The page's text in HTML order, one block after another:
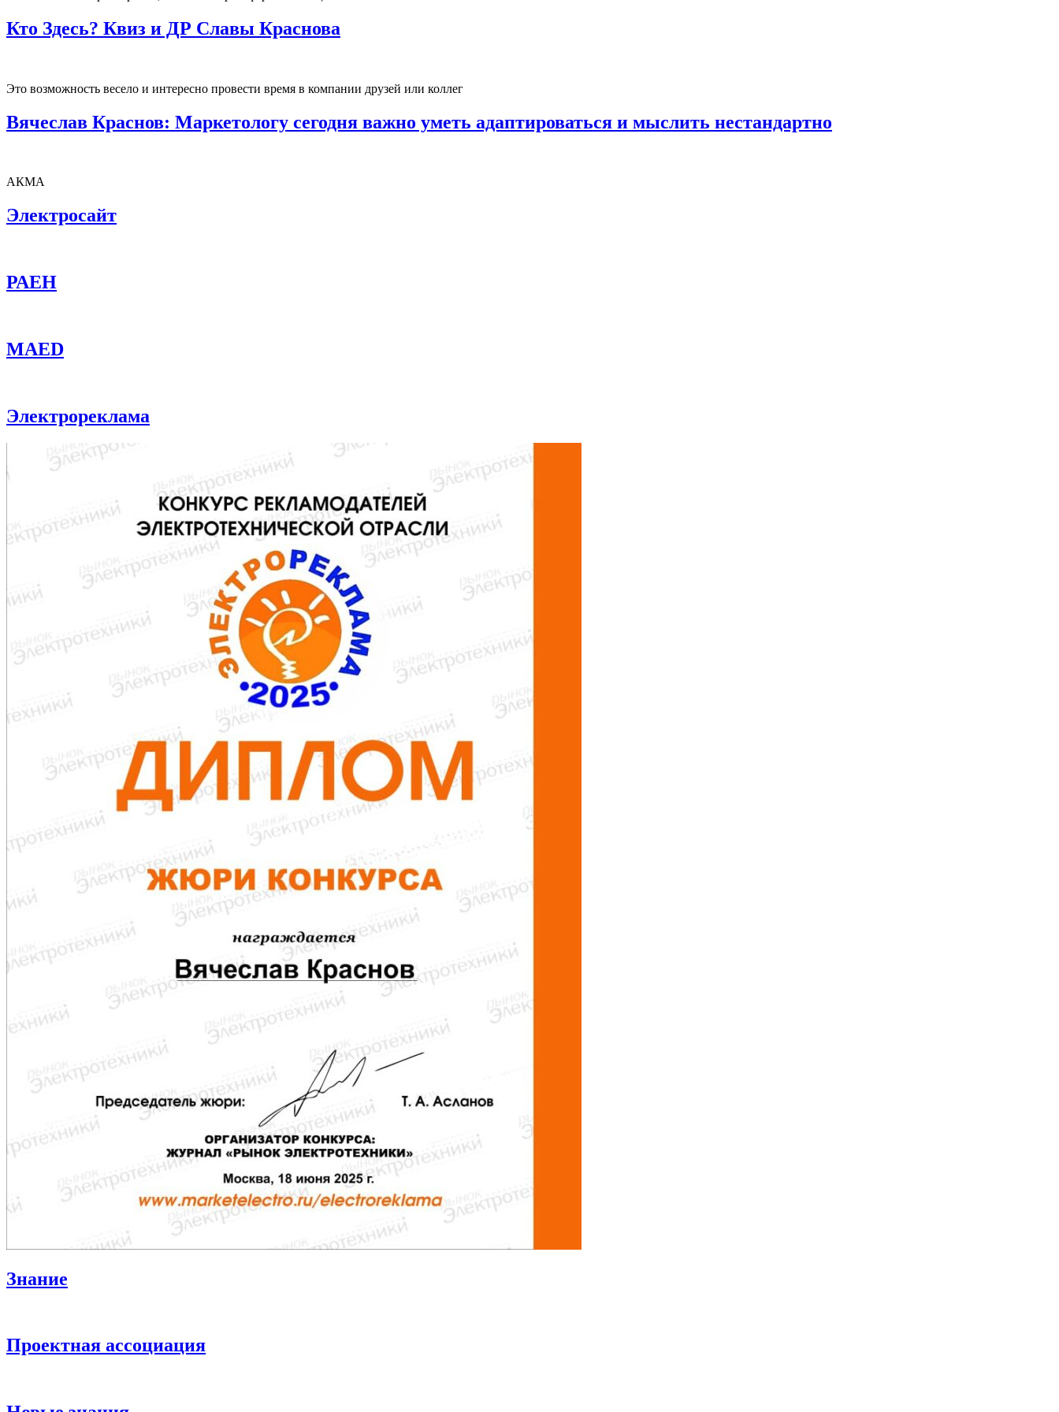
Кто Здесь? Квиз и ДР Славы Краснова
Это возможность весело и интересно провести время в компании друзей или коллег
Вячеслав Краснов: Маркетологу сегодня важно уметь адаптироваться и мыслить нестандартно
АКМА
Электросайт
РАЕН
MAED
Электрореклама
Знание
Проектная ассоциация